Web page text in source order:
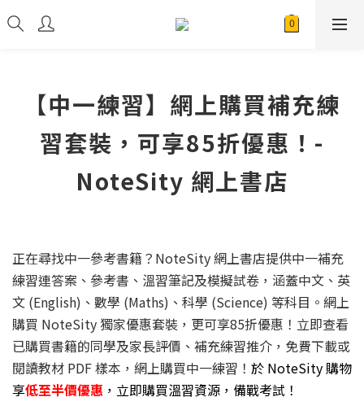
【中一練習】網上購買補充練
習套裝，可享85折優惠！-
NoteSity 網上書店
正在尋找中一參考書籍？NoteSity 網上書店提供中一補充
練習連答案、參考書、溫習筆記及模擬試卷，涵蓋中文、英
文 (English)、數學 (Maths)、科學 (Science) 等科目。網上
購買 NoteSity 獨家優惠套裝，更可享85折優惠！立即查看
已購買書籍的同學及家長評價、補充練習推介，免費下載或
閱讀教材 PDF 樣本，網上購買中一練習！ 於 NoteSity 購物
享低至半價優惠 ，立即購買溫習資源，備戰考試！